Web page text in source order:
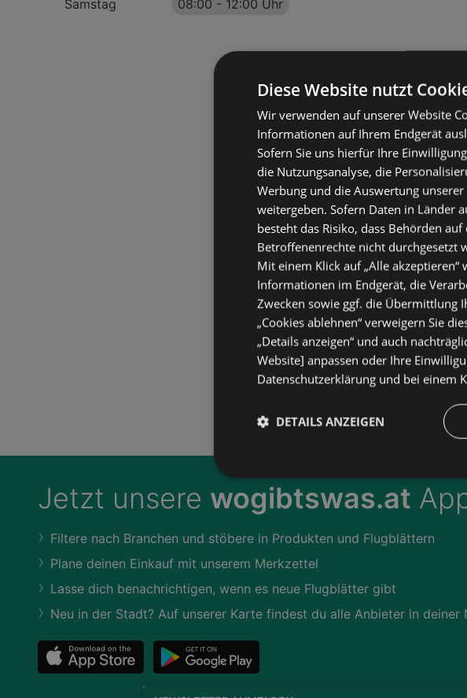
Samstag
08:00 - 12:00 Uhr
Jetzt unsere wogibtswas.at
Filtere nach Branchen und stöbere in Produkten und Flugblättern
Plane deinen Einkauf mit unserem Merkzettel
Lasse dich benachrichtigen, wenn es neue Flugblätter gibt
Neu in der Stadt? Auf unserer Karte findest du alle Anbieter in deiner
Diese Website nutzt
Wir verwenden auf unserer Website
Informationen auf Ihrem Endgerät
Sofern Sie uns hierfür Ihre
die Nutzungsanalyse, die
Werbung und die Auswertung
weitergeben. Sofern Daten in Länder
besteht das Risiko, dass Behörden
Betroffenenrechte nicht durchgesetzt
Mit einem Klick auf „Alle
Informationen im Endgerät, die
Zwecken sowie ggf. die Übermittlung
„Cookies ablehnen“ verweigern Sie
„Details anzeigen“ und auch
Website] anpassen oder Ihre
Datenschutzerklärung und bei einem
DETAILS ANZEIGEN